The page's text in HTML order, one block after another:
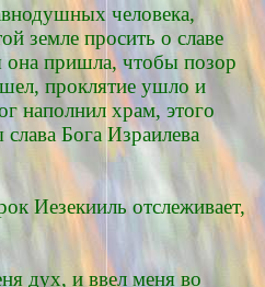
человека,
земле просить о славе
она пришла, чтобы позор
проклятие ушло и
наполнил храм, этого
Бога Израилева
Иезекииль отслеживает,
дух, и ввел меня во